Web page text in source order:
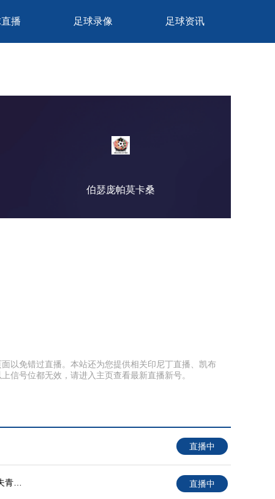
播 足球录像 足球资讯
伯瑟庞帕莫卡桑
以免错过直播。本站还为您提供相关印尼丁直播、凯布
信号位都无效，请进入主页查看最新直播新号。
直播中
年
直播中